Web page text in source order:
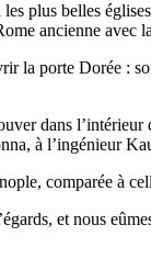
plus belles
ancienne avec
la porte Dorée :
dans
à l’ingénieur
comparée à
et nous